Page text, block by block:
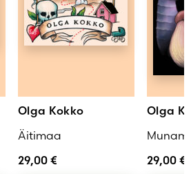
Olga Kokko
Äitimaa
29,00 €
Olga
29,00 €